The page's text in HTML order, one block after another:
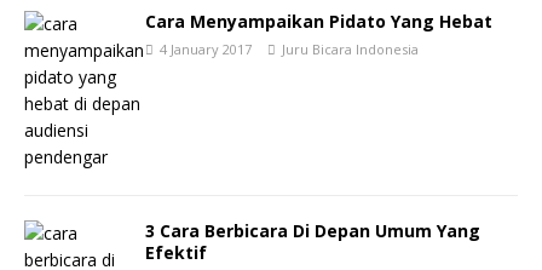
Cara Menyampaikan Pidato Yang Hebat
4 January 2017 Juru Bicara Indonesia
3 Cara Berbicara Di Depan Umum Yang
Efektif